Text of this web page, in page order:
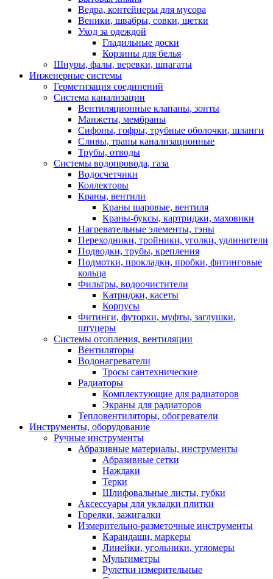
Ведра, контейнеры для мусора
Веники, швабры, совки, щетки
Уход за одеждой
Гладильные доски
Корзины для белья
Шнуры, фалы, веревки, шпагаты
Инженерные системы
Герметизация соединений
Система канализации
Вентиляционные клапаны, зонты
Манжеты, мембраны
Сифоны, гофры, трубные оболочки, шланги
Сливы, трапы канализационные
Трубы, отводы
Системы водопровода, газа
Водосчетчики
Коллекторы
Краны, вентили
Краны шаровые, вентиля
Краны-буксы, картриджи, маховики
Нагревательные элементы, тэны
Переходники, тройники, уголки, удлинители
Подводки, трубы, крепления
Подмотки, прокладки, пробки, фитинговые
кольца
Фильтры, водоочистители
Катриджи, касеты
Корпусы
Фитинги, футорки, муфты, заглушки,
штуцеры
Системы отопления, вентиляции
Вентиляторы
Водонагреватели
Тросы сантехнические
Радиаторы
Комплектующие для радиаторов
Экраны для радиаторов
Тепловентиляторы, обогреватели
Инструменты, оборудование
Ручные инструменты
Абразивные материалы, инструменты
Абразивные сетки
Наждаки
Терки
Шлифовальные листы, губки
Аксессуары для укладки плитки
Горелки, зажигалки
Измерительно-разметочные инструменты
Карандаши, маркеры
Линейки, угольники, угломеры
Мультиметры
Рулетки измерительные